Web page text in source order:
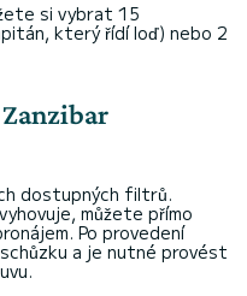
si vybrat 15
který řídí loď) nebo 2
dostupných filtrů.
můžete přímo
Po provedení
a je nutné provést